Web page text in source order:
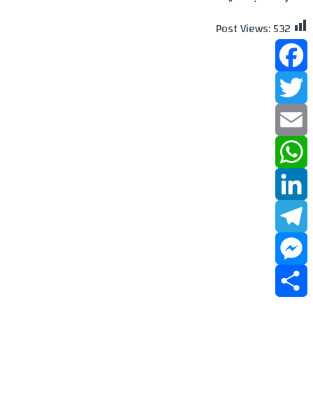
Post Views:532
Facebook
Twitter
Email
WhatsApp
LinkedIn
Telegram
Messenger